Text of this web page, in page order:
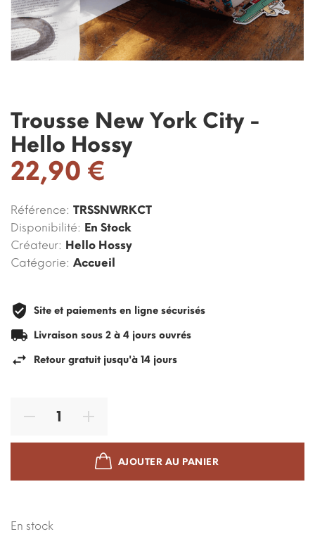
Trousse New York City -
Hello Hossy
22,90 €
Référence: TRSSNWRKCT
Disponibilité: En Stock
Créateur: Hello Hossy
Catégorie: Accueil
Site et paiements en ligne sécurisés
Livraison sous 2 à 4 jours ouvrés
Retour gratuit jusqu'à 14 jours
AJOUTER AU PANIER
En stock